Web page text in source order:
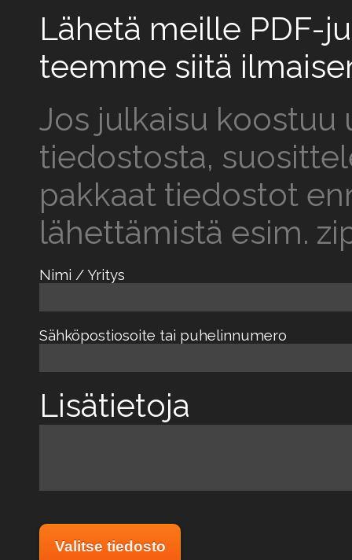
Lähetä meille PDF-
teemme siitä
Jos julkaisu koostuu
tiedostosta,
pakkaat tiedostot
lähettämistä esim.
Nimi / Yritys
Sähköpostiosoite tai puhelinnumero
Lisätietoja
Valitse tiedosto